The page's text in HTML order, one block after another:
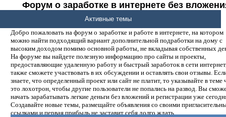
Форум о заработке в интернете без
денег.
Добро пожаловать на форум о заработке и работе в интернете, на котором
можно найти подходящий вариант дополнительной подработки на дому с
высоким доходом помимо основной работы, не вкладывая собственных
На форуме вы найдете полезную информацию про сайты и проекты,
предоставляющие удаленную работу и быстрый заработок в сети
также сможете участвовать в их обсуждении и оставлять свои отзывы.
знаете, что определенный проект или сайт не платит, то указывайте в теме
это лохотрон, чтобы другие пользователи не попались на развод. Вы
начать зарабатывать легкие деньги без вложений и регистрации уже
Создавайте новые темы, размещайте объявления со своими
ссылками и первая прибыль не заставит себя долго ждать.
Активные темы